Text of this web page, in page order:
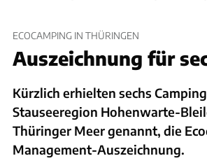
ECOCAMPING IN THÜRINGEN
Auszeichnung für
Kürzlich erhielten sechs
Stauseeregion Hohenwarte-
Thüringer Meer genannt, die
Management-Auszeichnung.